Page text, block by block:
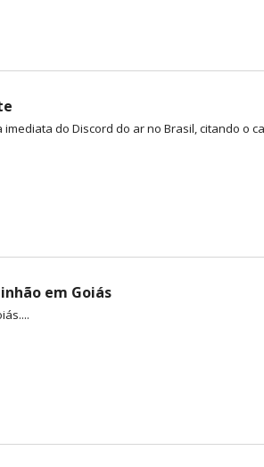
do Discord do ar no Brasil, citando o
em Goiás